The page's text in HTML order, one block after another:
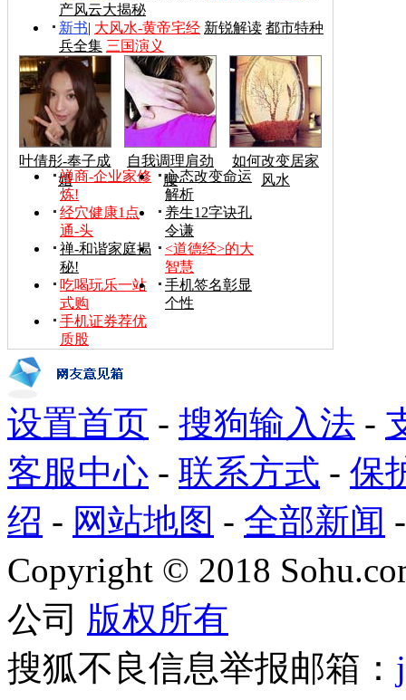
产风云大揭秘
新书| 大风水-黄帝宅经 新锐解读 都市特种
兵全集 三国演义
叶倩彤-奉子成
婚
自我调理肩劲
腰
如何改变居家
风水
禅商-企业家修
炼!
心态改变命运
解析
经穴健康1点
通-头
养生12字诀孔
令谦
禅-和谐家庭揭
秘!
<道德经>的大
智慧
吃喝玩乐一站
式购
手机签名彰显
个性
手机证券荐优
质股
设置首页 - 搜狗输入法 -
客服中心 - 联系方式 - 保
绍 - 网站地图 - 全部新闻
Copyright © 2018
公司 版权所有
搜狐不良信息举报邮箱：